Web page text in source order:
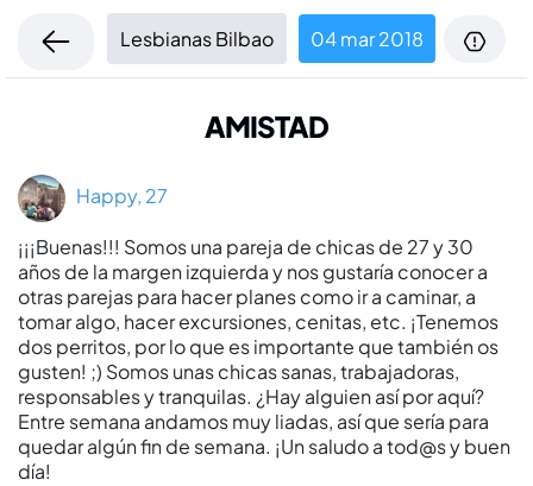
Lesbianas Bilbao 04 mar 2018
AMISTAD
Happy, 27
¡¡¡Buenas!!! Somos una pareja de chicas de 27 y 30
años de la margen izquierda y nos gustarí­a conocer a
otras parejas para hacer planes como ir a caminar, a
tomar algo, hacer excursiones, cenitas, etc. ¡Tenemos
dos perritos, por lo que es importante que también os
gusten! ;) Somos unas chicas sanas, trabajadoras,
responsables y tranquilas. ¿Hay alguien así­ por aquí­?
Entre semana andamos muy liadas, así­ que serí­a para
quedar algún fin de semana. ¡Un saludo a tod@s y buen
dí­a!